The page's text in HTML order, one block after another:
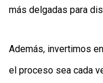
más delgadas para
Además, invertimos
el proceso sea cada